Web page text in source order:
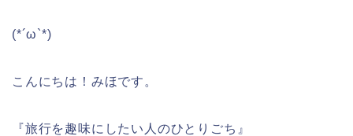
(*´ω`*)
こんにちは！みほです。
『旅行を趣味にしたい人のひとりごち』